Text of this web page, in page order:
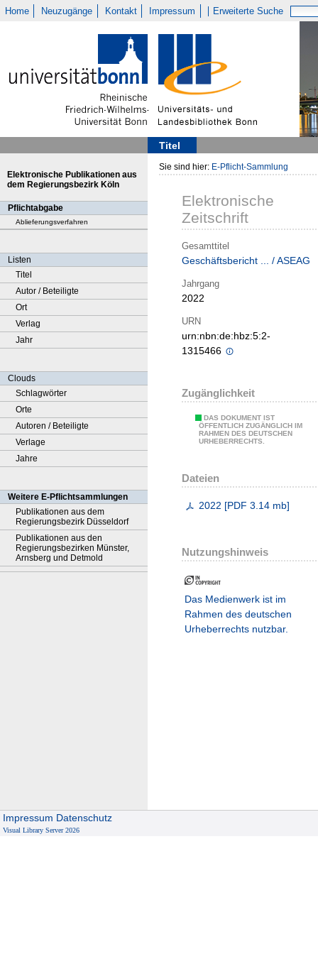
Home Neuzugänge Kontakt Impressum Erweiterte Suche
Titel
Elektronische Publikationen aus
dem Regierungsbezirk Köln
Pflichtabgabe
Ablieferungsverfahren
Listen
Titel
Autor / Beteiligte
Ort
Verlag
Jahr
Clouds
Schlagwörter
Orte
Autoren / Beteiligte
Verlage
Jahre
Weitere E-Pflichtsammlungen
Publikationen aus dem
Regierungsbezirk Düsseldorf
Publikationen aus den
Regierungsbezirken Münster,
Arnsberg und Detmold
Sie sind hier: E-Pflicht-Sammlung
Elektronische
Zeitschrift
Gesamttitel
Geschäftsbericht ... / ASEAG
Jahrgang
2022
URN
urn:nbn:de:hbz:5:2-
1315466
Zugänglichkeit
DAS DOKUMENT IST
ÖFFENTLICH ZUGÄNGLICH IM
RAHMEN DES DEUTSCHEN
URHEBERRECHTS.
Dateien
2022 [PDF 3.14 mb]
Nutzungshinweis
Das Medienwerk ist im
Rahmen des deutschen
Urheberrechts nutzbar.
Impressum Datenschutz
Visual Library Server 2026